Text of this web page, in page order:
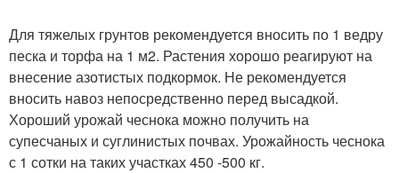
Для тяжелых грунтов рекомендуется вносить по 1 ведру
песка и торфа на 1 м2. Растения хорошо реагируют на
внесение азотистых подкормок. Не рекомендуется
вносить навоз непосредственно перед высадкой.
Хороший урожай чеснока можно получить на
супесчаных и суглинистых почвах. Урожайность чеснока
с 1 сотки на таких участках 450 -500 кг.